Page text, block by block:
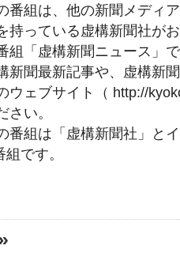
番組は、他の新聞メディ
持っている虚構新聞社が
組「虚構新聞ニュース」
新聞最新記事や、虚構新
ウェブサイト（ http://
さい。
番組は「虚構新聞社」と
です。